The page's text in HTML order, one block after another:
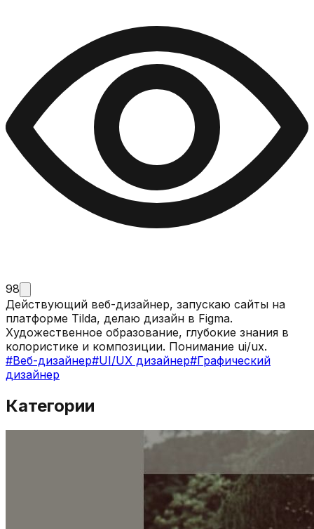
98
Действующий веб-дизайнер, запускаю сайты на
платформе Tilda, делаю дизайн в Figma.
Художественное образование, глубокие знания в
колористике и композиции. Понимание ui/ux.
#Веб-дизайнер#UI/UX дизайнер#Графический
дизайнер
Категории